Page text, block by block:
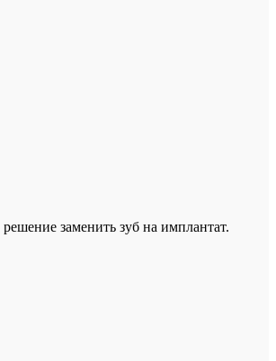
заменить зуб на имплантат.